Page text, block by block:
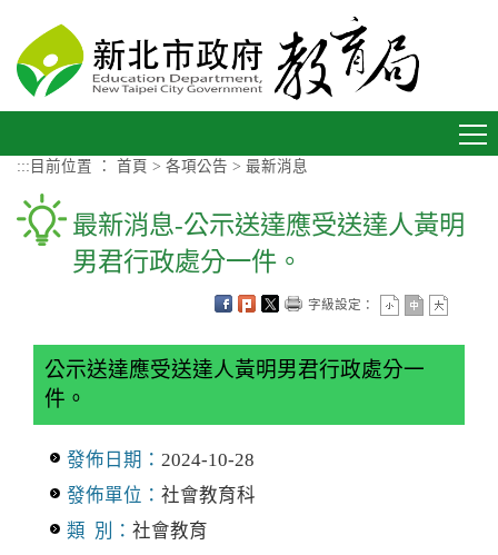
::: 目前位置 ： 首頁 > 各項公告 > 最新消息
最新消息-公示送達應受送達人黃明
男君行政處分一件。
字級設定：
公示送達應受送達人黃明男君行政處分一
件。
發佈日期： 2024-10-28
發佈單位： 社會教育科
類 別： 社會教育